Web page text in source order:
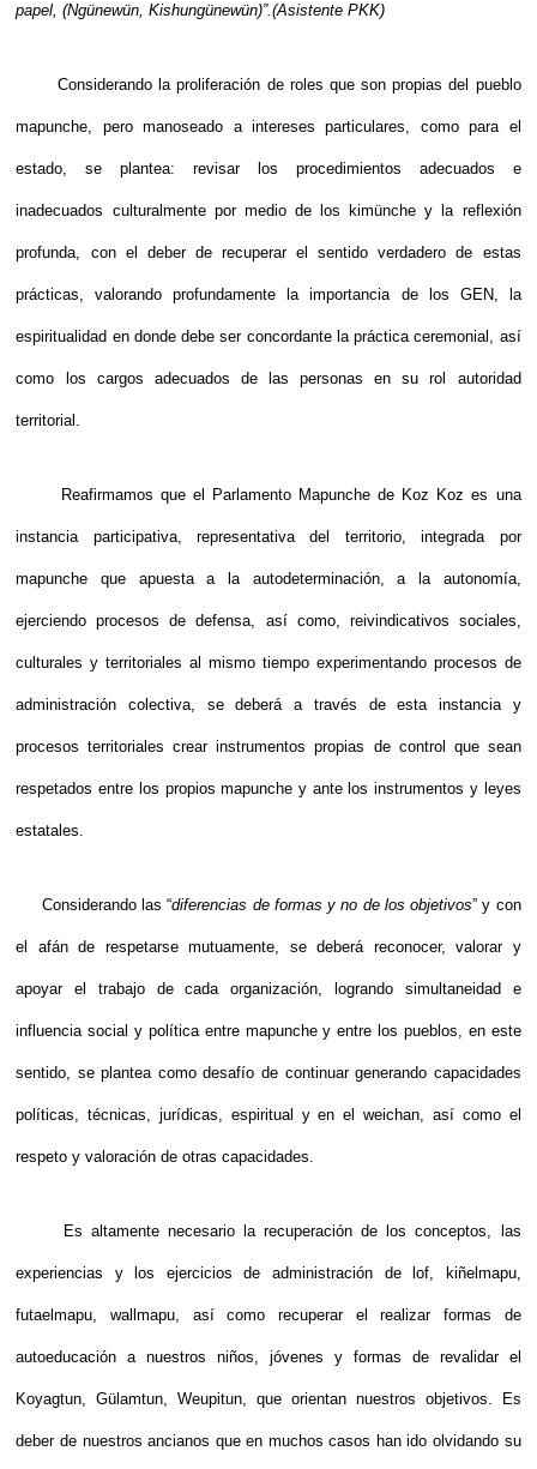
papel, (Ngünewün, Kishungünewün)”.(Asistente PKK)
Considerando la proliferación de roles que son propias del pueblo
mapunche, pero manoseado a intereses particulares, como para el
estado, se plantea: revisar los procedimientos adecuados e
inadecuados culturalmente por medio de los kimünche y la reflexión
profunda, con el deber de recuperar el sentido verdadero de estas
prácticas, valorando profundamente la importancia de los GEN, la
espiritualidad en donde debe ser concordante la práctica ceremonial, así
como los cargos adecuados de las personas en su rol autoridad
territorial.
Reafirmamos que el Parlamento Mapunche de Koz Koz es una
instancia participativa, representativa del territorio, integrada por
mapunche que apuesta a la autodeterminación, a la autonomía,
ejerciendo procesos de defensa, así como, reivindicativos sociales,
culturales y territoriales al mismo tiempo experimentando procesos de
administración colectiva, se deberá a través de esta instancia y
procesos territoriales crear instrumentos propias de control que sean
respetados entre los propios mapunche y ante los instrumentos y leyes
estatales.
Considerando las “diferencias de formas y no de los objetivos” y con
el afán de respetarse mutuamente, se deberá reconocer, valorar y
apoyar el trabajo de cada organización, logrando simultaneidad e
influencia social y política entre mapunche y entre los pueblos, en este
sentido, se plantea como desafío de continuar generando capacidades
políticas, técnicas, jurídicas, espiritual y en el weichan, así como el
respeto y valoración de otras capacidades.
Es altamente necesario la recuperación de los conceptos, las
experiencias y los ejercicios de administración de lof, kiñelmapu,
futaelmapu, wallmapu, así como recuperar el realizar formas de
autoeducación a nuestros niños, jóvenes y formas de revalidar el
Koyagtun, Gülamtun, Weupitun, que orientan nuestros objetivos. Es
deber de nuestros ancianos que en muchos casos han ido olvidando su